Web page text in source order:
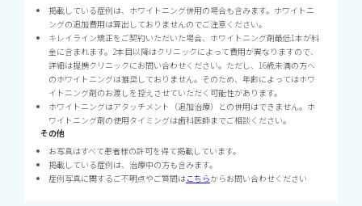
掲載している症例は、ホワイトニング併用の場合も含みます。ホワイトニ
ングの追加費用は算出しておりませんのでご注意ください。
キレイライン矯正をご契約いただいた場合、ホワイトニング剤最低1本が料
金に含まれます。2本目以降はクリニックによって費用が異なりますので、
詳細は提携クリニックにお問い合わせください。ただし、16歳未満の方へ
のホワイトニングは推奨しておりません。そのため、年齢によってはホワ
イトニング剤のお渡しを控えさせていただく可能性があります。
ホワイトニングはアタッチメント（追加治療）との併用はできません。ホ
ワイトニング剤の使用タイミングは歯科医師までご相談ください。
その他
お写真はすべて患者様の許可を得て掲載しています。
掲載している症例は、治療中の方も含みます。
症例写真に関するご不明点やご質問はこちらからお問い合わせください